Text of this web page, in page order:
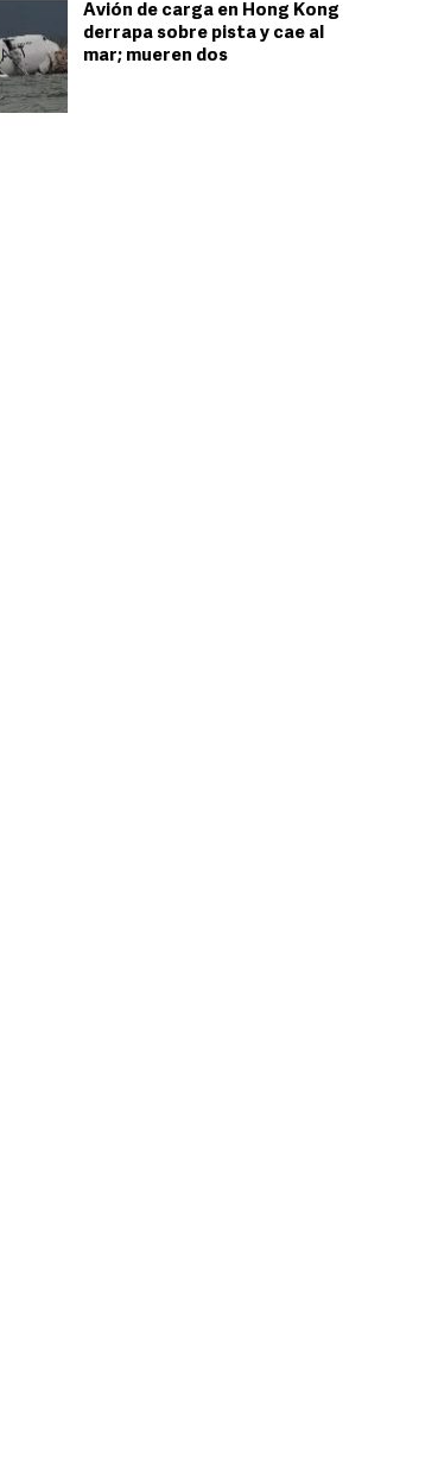
Avión de carga en Hong Kong
derrapa sobre pista y cae al
mar; mueren dos